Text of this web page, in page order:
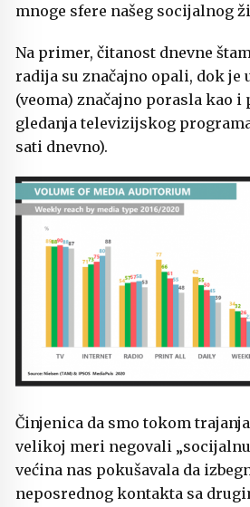
mnoge sfere našeg socijalnog
Na primer, čitanost dnevne
radija su značajno opali, dok je
(veoma) značajno porasla kao i
gledanja televizijskog programa
sati dnevno).
Činjenica da smo tokom
velikoj meri negovali „socijalnu
većina nas pokušavala da
neposrednog kontakta sa